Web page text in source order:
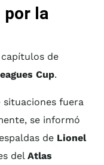
por la
de
Cup.
situaciones fuera
se informó
de Lionel
del Atlas